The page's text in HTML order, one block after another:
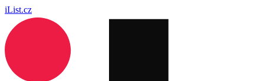
iList.cz